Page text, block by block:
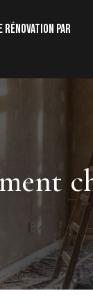
rénovation par